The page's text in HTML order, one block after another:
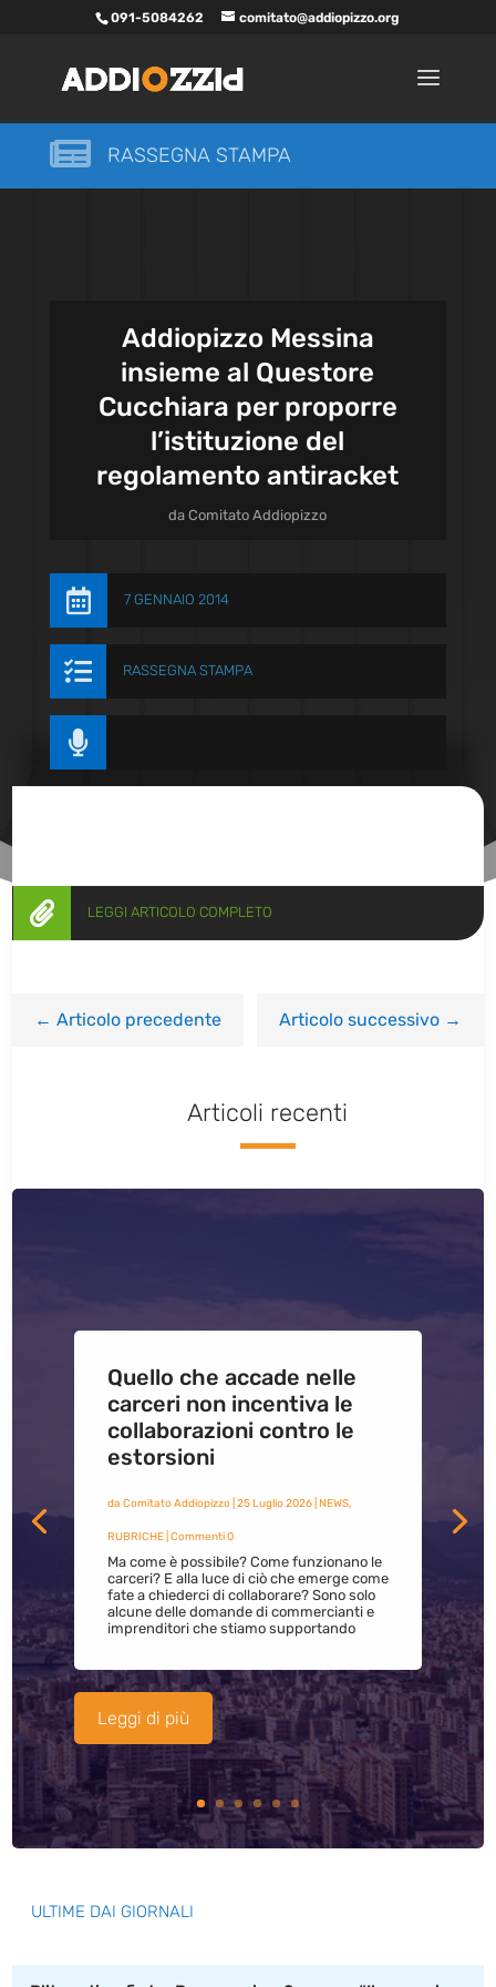
091-5084262 comitato@addiopizzo.org
 RASSEGNA STAMPA
Addiopizzo Messina
insieme al Questore
Cucchiara per proporre
l’istituzione del
regolamento antiracket
daComitato Addiopizzo
 7 GENNAIO 2014
 RASSEGNA STAMPA

 LEGGI ARTICOLO COMPLETO
←Articolo precedente Articolo successivo→
Articoli recenti
Quello che accade nelle
carceri non incentiva le
collaborazioni contro le
estorsioni
da Comitato Addiopizzo| 25 Luglio 2026| NEWS,
RUBRICHE| Commenti 0
Ma come è possibile? Come funzionano le
carceri? E alla luce di ciò che emerge come
fate a chiederci di collaborare? Sono solo
alcune delle domande di commercianti e
imprenditori che stiamo supportando
Leggi di più
ULTIME DAI GIORNALI